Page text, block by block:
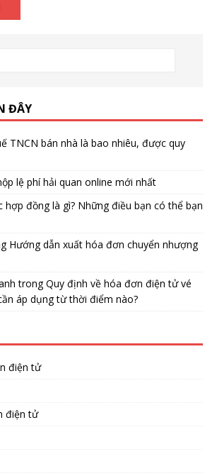
ĐÂY
TNCN bán nhà là bao nhiêu, được quy
lệ phí hải quan online mới nhất
hợp đồng là gì? Những điều bạn có thể bạn
Hướng dẫn xuất hóa đơn chuyển nhượng
trongQuy định về hóa đơn điện tử vé
áp dụng từ thời điểm nào?
điện tử
điện tử